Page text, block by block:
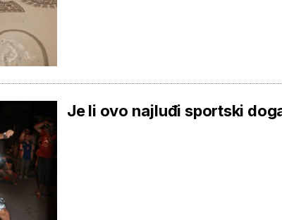
Je li ovo najluđi sportski